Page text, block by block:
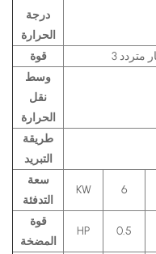
درجة
الحرارة
قوة
وسط
نقل
الحرارة
طريقة
التبريد
سعة
التدفئة
KW 6
قوة
المضخة
HP 0.5